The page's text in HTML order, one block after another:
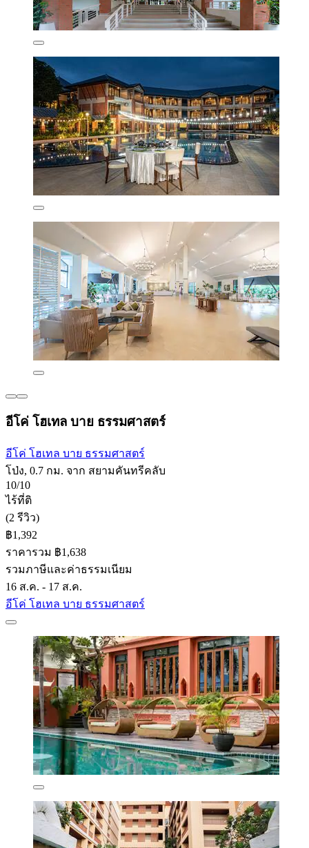
อีโค่ โฮเทล บาย ธรรมศาสตร์
อีโค่ โฮเทล บาย ธรรมศาสตร์
โป่ง, 0.7 กม. จาก สยามคันทรีคลับ
10/10
ไร้ที่ติ
(2 รีวิว)
฿1,392
ราคารวม ฿1,638
รวมภาษีและค่าธรรมเนียม
16 ส.ค. - 17 ส.ค.
อีโค่ โฮเทล บาย ธรรมศาสตร์